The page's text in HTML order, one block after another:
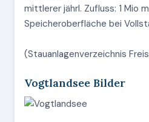
mittlerer jährl. Zufluss: 1 Mio
Speicheroberfläche bei
(Stauanlagenverzeichnis
Vogtlandsee Bilder